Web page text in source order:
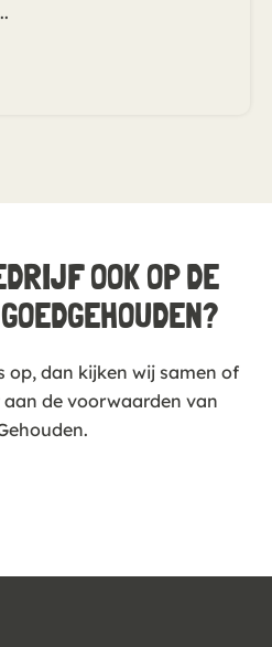
OOK OP DE
op, dan kijken wij samen of
de voorwaarden van